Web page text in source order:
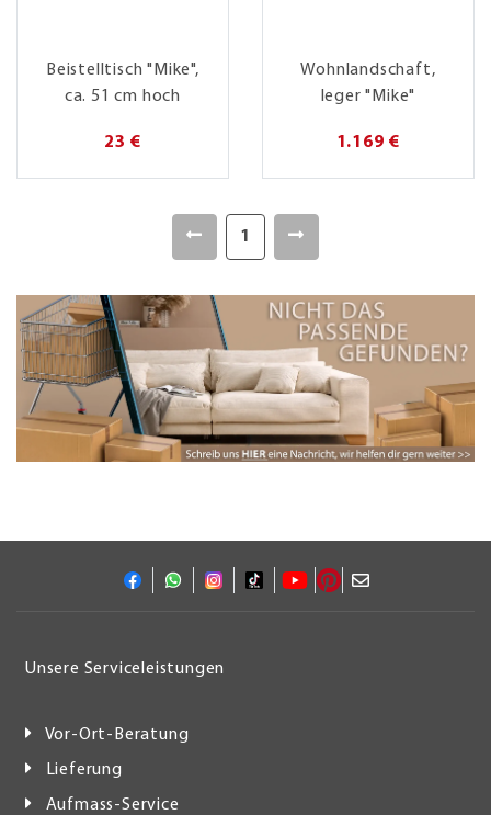
Beistelltisch "Mike",
ca. 51 cm hoch
23 €
Wohnlandschaft,
leger "Mike"
1.169 €
1
Unsere Serviceleistungen
Vor-Ort-Beratung
Lieferung
Aufmass-Service